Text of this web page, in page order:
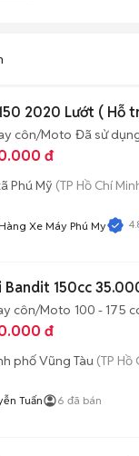
2020 Lướt ( Hỗ
côn/Moto Đã sử
đ
Phú Mỹ (TP Hồ Chí
Xe Máy Phú My
Bandit 150cc
côn/Moto 100 - 175
đ
phố Vũng Tàu (TP Hồ
Tuấn 6 đã bán